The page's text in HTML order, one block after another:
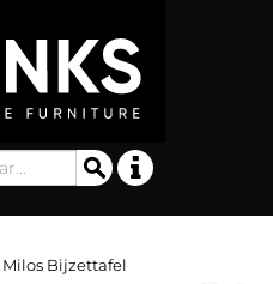
Milos Bijzettafel